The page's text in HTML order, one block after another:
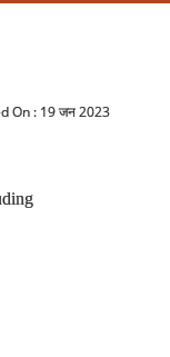
On : 19 जन 2023